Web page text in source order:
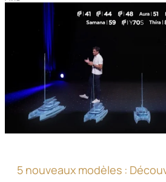
5 nouveaux modèles :